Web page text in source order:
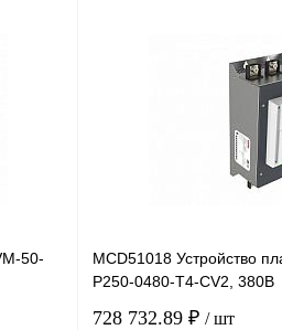
50-
MCD51018 Устройство
P250-0480-T4-CV2, 380В
728 732.89 ₽ / шт